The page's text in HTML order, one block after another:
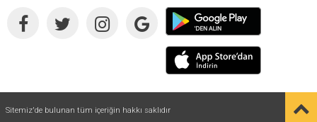
Sitemiz'de bulunan tüm içeriğin hakkı saklıdır